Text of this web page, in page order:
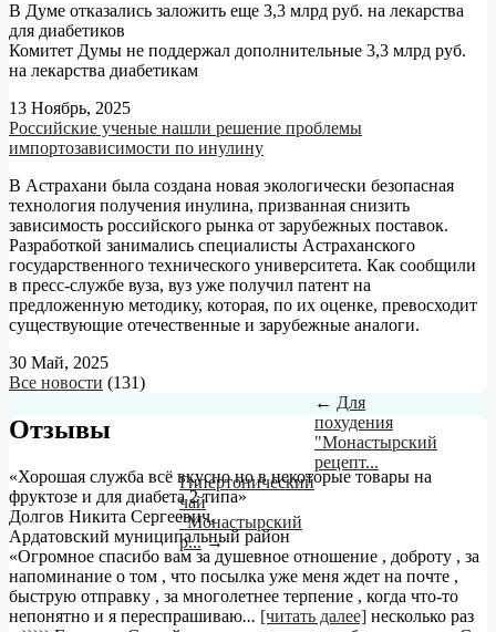
В Думе отказались заложить еще 3,3 млрд руб. на лекарства
для диабетиков
Комитет Думы не поддержал дополнительные 3,3 млрд руб.
на лекарства диабетикам
13 Ноябрь, 2025
Российские ученые нашли решение проблемы
импортозависимости по инулину
В Астрахани была создана новая экологически безопасная
технология получения инулина, призванная снизить
зависимость российского рынка от зарубежных поставок.
Разработкой занимались специалисты Астраханского
государственного технического университета. Как сообщили
в пресс-службе вуза, вуз уже получил патент на
предложенную методику, которая, по их оценке, превосходит
существующие отечественные и зарубежные аналоги.
30 Май, 2025
Все новости (131)
Отзывы
«Хорошая служба всё вкусно но в некоторые товары на
фруктозе и для диабета 2 типа»
Долгов Никита Сергеевич,
Ардатовский муниципальный район
«Огромное спасибо вам за душевное отношение , доброту , за
напоминание о том , что посылка уже меня ждет на почте ,
быструю отправку , за многолетнее терпение , когда что-то
непонятно и я переспрашиваю... [читать далее] несколько раз
← Для
похудения
"Монастырский
рецепт...
Гипертонический
чай
"Монастырский
р...→